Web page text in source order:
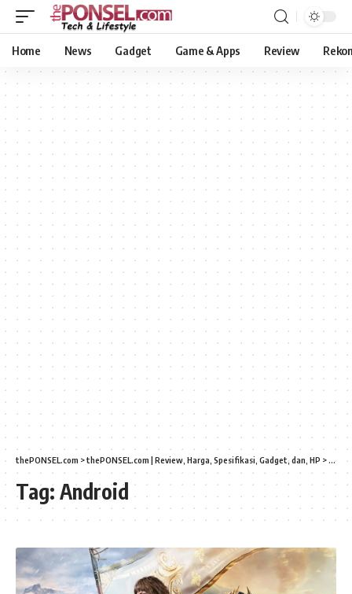
Home News Gadget Game & Apps Review
thePONSEL.com >thePONSEL.com | Review, Harga, Spesifikasi, Gadget, dan, HP >
Tag: Android